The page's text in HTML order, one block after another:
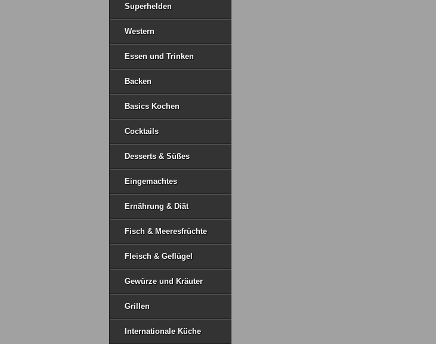
Superhelden
Western
Essen und Trinken
Backen
Basics Kochen
Cocktails
Desserts & Süßes
Eingemachtes
Ernährung & Diät
Fisch & Meeresfrüchte
Fleisch & Geflügel
Gewürze und Kräuter
Grillen
Internationale Küche